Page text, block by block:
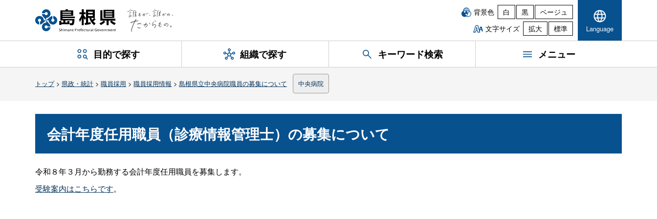
背景色 白 黒
ベージュ
文字サイズ
拡大 標準 Language
目的で探す 組織で探す キーワード検索 メニュー
トップ> 県政・統計 > 職員採用 > 職員採用情報 > 島根県立中央病院職員の募集について 中央病院
会計年度任用職員（診療情報管理士）の募集について
令和８年３月から勤務する会計年度任用職員を募集します。
受験案内はこちらです。